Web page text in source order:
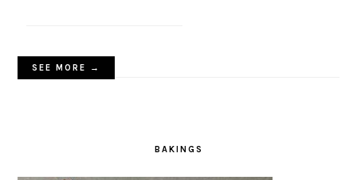
SEE MORE →
BAKINGS